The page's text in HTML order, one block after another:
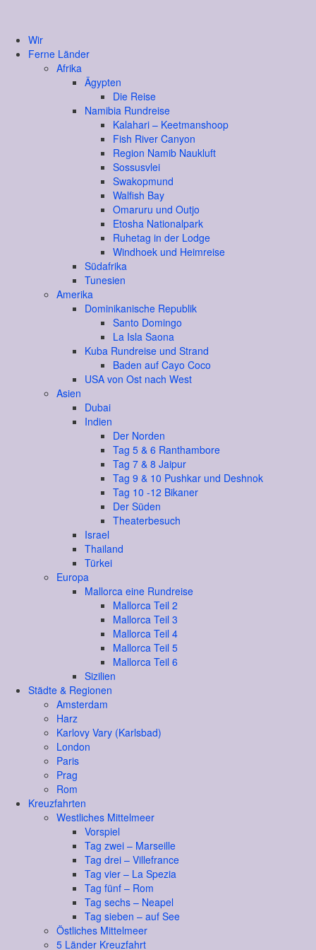
Wir
Ferne Länder
Afrika
Ägypten
Die Reise
Namibia Rundreise
Kalahari – Keetmanshoop
Fish River Canyon
Region Namib Naukluft
Sossusvlei
Swakopmund
Walfish Bay
Omaruru und Outjo
Etosha Nationalpark
Ruhetag in der Lodge
Windhoek und Heimreise
Südafrika
Tunesien
Amerika
Dominikanische Republik
Santo Domingo
La Isla Saona
Kuba Rundreise und Strand
Baden auf Cayo Coco
USA von Ost nach West
Asien
Dubai
Indien
Der Norden
Tag 5 & 6 Ranthambore
Tag 7 & 8 Jaipur
Tag 9 & 10 Pushkar und Deshnok
Tag 10 -12 Bikaner
Der Süden
Theaterbesuch
Israel
Thailand
Türkei
Europa
Mallorca eine Rundreise
Mallorca Teil 2
Mallorca Teil 3
Mallorca Teil 4
Mallorca Teil 5
Mallorca Teil 6
Sizilien
Städte & Regionen
Amsterdam
Harz
Karlovy Vary (Karlsbad)
London
Paris
Prag
Rom
Kreuzfahrten
Westliches Mittelmeer
Vorspiel
Tag zwei – Marseille
Tag drei – Villefrance
Tag vier – La Spezia
Tag fünf – Rom
Tag sechs – Neapel
Tag sieben – auf See
Östliches Mittelmeer
5 Länder Kreuzfahrt